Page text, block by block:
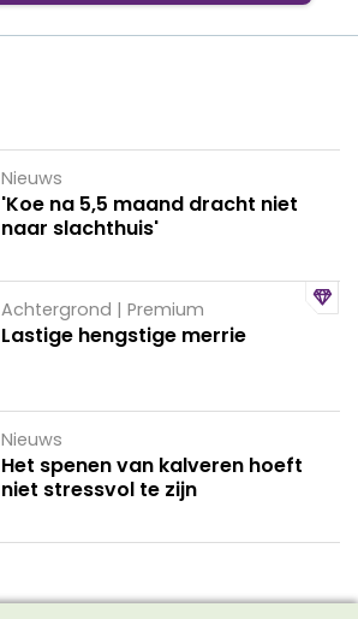
Nieuws
'Koe na 5,5 maand dracht niet
naar slachthuis'
Achtergrond | Premium
Lastige hengstige merrie
Nieuws
Het spenen van kalveren hoeft
niet stressvol te zijn